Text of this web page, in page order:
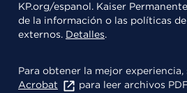
KP.org/espanol. Kaiser
de la información o las políticas
externos. Detalles.
Para obtener la mejor experiencia,
Acrobat
para leer archivos